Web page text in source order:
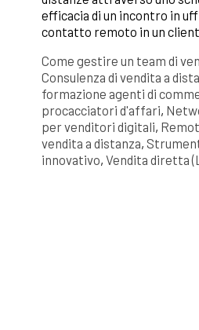
efficacia di un incontro in
contatto remoto in un
Come gestire un team di
Consulenza di vendita a
formazione agenti di
procacciatori d'affari,
per venditori digitali,
vendita a distanza,
innovativo, Vendita diretta